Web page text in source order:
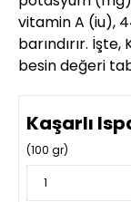
vitamin A (iu),
barındırır.
besin değeri
Kaşarlı
(100 gr)